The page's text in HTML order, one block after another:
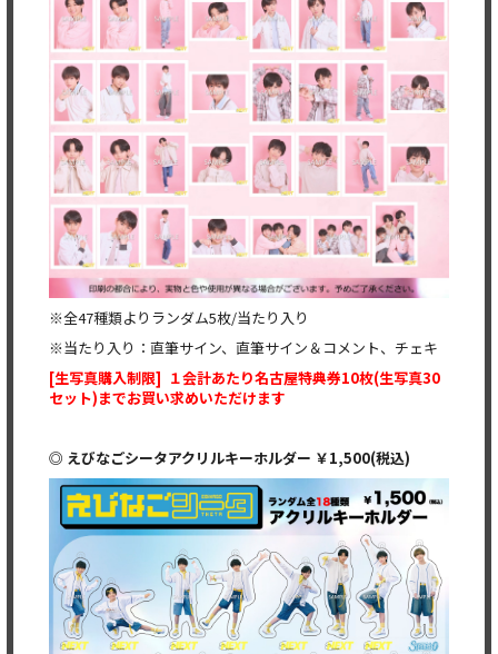
※全47種類よりランダム5枚/当たり入り
※当たり入り：直筆サイン、直筆サイン＆コメント、チェキ
[生写真購入制限] １会計あたり名古屋特典券10枚(生写真30
セット)までお買い求めいただけます
◎ えびなごシータアクリルキーホルダー ￥1,500(税込)